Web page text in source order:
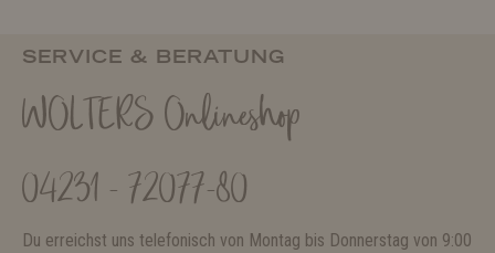
SERVICE & BERATUNG
WOLTERS Onlineshop
04231 - 72077-80
Du erreichst uns telefonisch von Montag bis Donnerstag von 9:00